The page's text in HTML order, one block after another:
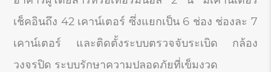
เช็คอินถึง 42 เคาน์เตอร์ ซึ่งแยกเป็น 6 ช่อง ช่องละ 7
เคาน์เตอร์ และติดตั้งระบบตรวจจับระเบิด กล้อง
วงจรปิด ระบบรักษาความปลอดภัยที่เข็มงวด